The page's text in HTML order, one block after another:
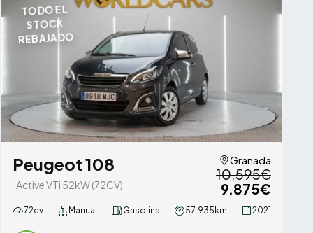
TODO EL
STOCK
REBAJADO
Peugeot 108
Active VTi 52kW (72CV)
Granada
10.595€
9.875€
72cv Manual Gasolina 57.935km 2021